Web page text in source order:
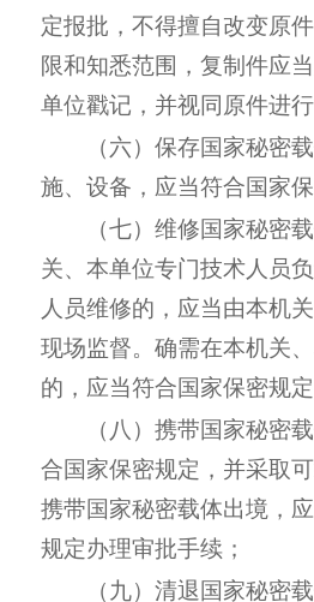
定报批，不得擅自改变原
限和知悉范围，复制件应
单位戳记，并视同原件进行
（六）保存国家秘密
施、设备，应当符合国家保
（七）维修国家秘密
关、本单位专门技术人员
人员维修的，应当由本机
现场监督。确需在本机关
的，应当符合国家保密规定
（八）携带国家秘密
合国家保密规定，并采取
携带国家秘密载体出境，
规定办理审批手续；
（九）清退国家秘密